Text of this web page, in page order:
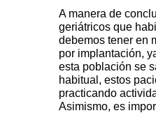
A manera de
geriátricos que
debemos tener en
por implantación,
esta población se
habitual, estos
practicando
Asimismo, es